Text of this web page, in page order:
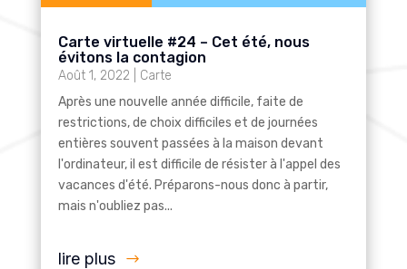
Carte virtuelle #24 – Cet été, nous
évitons la contagion
Août 1, 2022
Carte
Après une nouvelle année difficile, faite de
restrictions, de choix difficiles et de journées
entières souvent passées à la maison devant
l'ordinateur, il est difficile de résister à l'appel des
vacances d'été. Préparons-nous donc à partir,
mais n'oubliez pas...
lire plus